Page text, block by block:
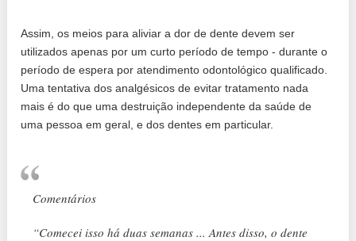
Assim, os meios para aliviar a dor de dente devem ser
utilizados apenas por um curto período de tempo - durante o
período de espera por atendimento odontológico qualificado.
Uma tentativa dos analgésicos de evitar tratamento nada
mais é do que uma destruição independente da saúde de
uma pessoa em geral, e dos dentes em particular.
Comentários
“Comecei isso há duas semanas ... Antes disso, o dente